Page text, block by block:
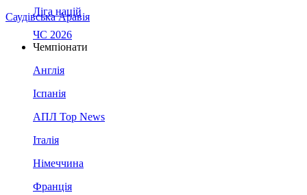
Саудівська Аравія
Ліга націй
ЧС 2026
Чемпіонати
Англія
Іспанія
АПЛ Top News
Італія
Німеччина
Франція